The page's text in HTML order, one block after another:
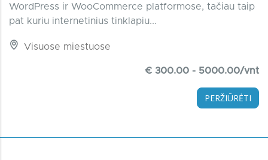
WordPress ir WooCommerce platformose, tačiau taip
pat kuriu internetinius tinklapiu...
Visuose miestuose
€ 300.00 - 5000.00/vnt
PERŽIŪRĖTI